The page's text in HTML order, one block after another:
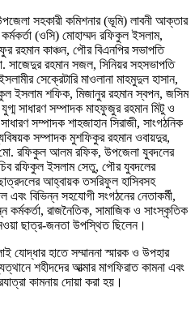
সহকারী কমিশনার (ভূমি) লাবনী আক্তার
কর্মকর্তা (ওসি) মোহাম্মদ রফিকুল ইসলাম,
রহমান কাঞ্চন, পৌর বিএনপির সভাপতি
রহমান সজল, সিনিয়র সহসভাপতি
সেক্রেটারি মাওলানা মাহমুদুল হাসান,
ইসলাম শফিক, মিজানুর রহমান স্বপন, জসিম
সাধারণ সম্পাদক মাহফুজুর রহমান মিটু ও
সম্পাদক শাহজাহান সিরাজী, সাংগঠনিক
সম্পাদক মুশফিকুর রহমান ওবায়দুর,
মো. রফিকুল আলম রফিক, উপজেলা যুবদলের
রফিকুল ইসলাম সেতু, পৌর যুবদলের
আহ্বায়ক তসরিফুল হাসিবসহ
বিভিন্ন সহযোগী সংগঠনের নেতাকর্মী,
কর্মকর্তা, রাজনৈতিক, সামাজিক ও সাংস্কৃতিক
ছাত্র-জনতা উপস্থিত ছিলেন।
যোদ্ধার হাতে সম্মাননা স্মারক ও উপহার
শহীদদের আত্মার মাগফিরাত কামনা এবং
কামনায় দোয়া করা হয়।